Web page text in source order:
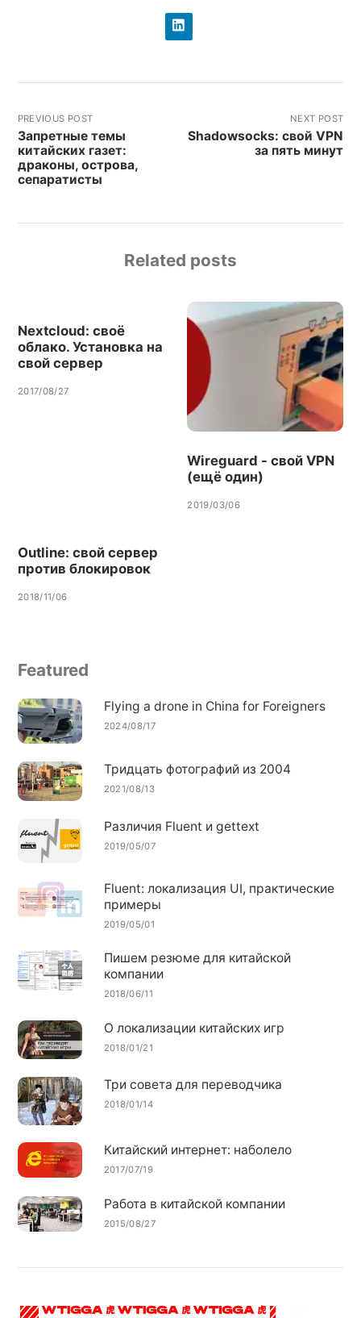
PREVIOUS POST
Запретные темы
китайских газет:
драконы, острова,
сепаратисты
NEXT POST
Shadowsocks: свой VPN
за пять минут
Related posts
Nextcloud: своё
облако. Установка на
свой сервер
2017/08/27
Wireguard - свой VPN
(ещё один)
2019/03/06
Outline: свой сервер
против блокировок
2018/11/06
Featured
Flying a drone in China for Foreigners
2024/08/17
Тридцать фотографий из 2004
2021/08/13
Различия Fluent и gettext
2019/05/07
Fluent: локализация UI, практические
примеры
2019/05/01
Пишем резюме для китайской
компании
2018/06/11
О локализации китайских игр
2018/01/21
Три совета для переводчика
2018/01/14
Китайский интернет: наболело
2017/07/19
Работа в китайской компании
2015/08/27